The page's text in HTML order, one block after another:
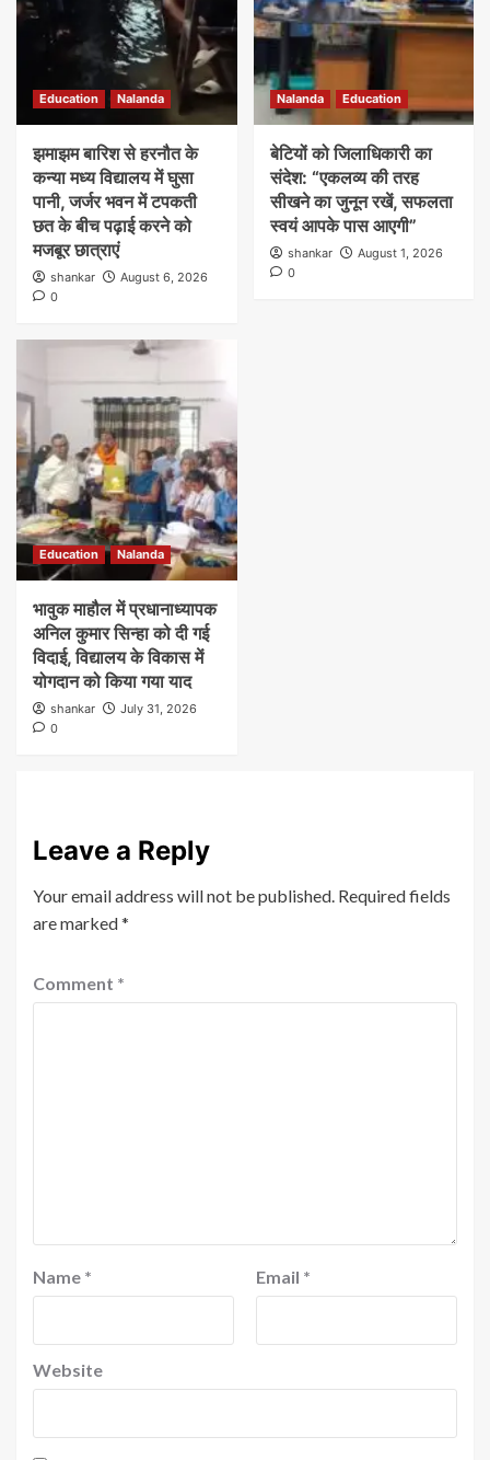
Education Nalanda
झमाझम बारिश से हरनौत के
कन्या मध्य विद्यालय में घुसा
पानी, जर्जर भवन में टपकती
छत के बीच पढ़ाई करने को
मजबूर छात्राएं
shankar
August 6, 2026
0
Nalanda Education
बेटियों को जिलाधिकारी का
संदेश: “एकलव्य की तरह
सीखने का जुनून रखें, सफलता
स्वयं आपके पास आएगी”
shankar
August 1, 2026
0
Education Nalanda
भावुक माहौल में प्रधानाध्यापक
अनिल कुमार सिन्हा को दी गई
विदाई, विद्यालय के विकास में
योगदान को किया गया याद
shankar
July 31, 2026
0
Leave a Reply
Your email address will not be published. Required fields
are marked*
Comment *
Name * Email *
Website